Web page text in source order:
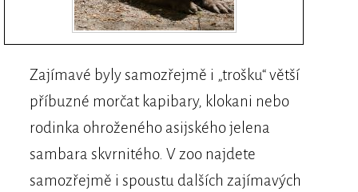
Zajímavé byly samozřejmě i „trošku“ větší
příbuzné morčat kapibary, klokani nebo
rodinka ohroženého asijského jelena
sambara skvrnitého. V zoo najdete
samozřejmě i spoustu dalších zajímavých